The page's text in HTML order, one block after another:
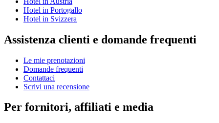
Hotel in Portogallo
Hotel in Svizzera
Assistenza clienti e domande frequenti
Le mie prenotazioni
Domande frequenti
Contattaci
Scrivi una recensione
Per fornitori, affiliati e media